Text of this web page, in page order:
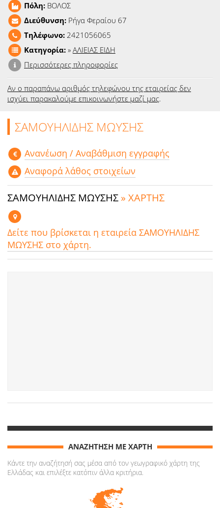
Πόλη: ΒΟΛΟΣ
Διεύθυνση: Ρήγα Φεραίου 67
Τηλέφωνο: 2421056065
Κατηγορία: » ΑΛΙΕΙΑΣ ΕΙΔΗ
Περισσότερες πληροφορίες
Αν ο παραπάνω αριθμός τηλεφώνου της εταιρείας δεν
ισχύει παρακαλούμε επικοινωνήστε μαζί μας.
ΣΑΜΟΥΗΛΙΔΗΣ ΜΩΥΣΗΣ
Aνανέωση / Αναβάθμιση εγγραφής
Αναφορά λάθος στοιχείων
ΣΑΜΟΥΗΛΙΔΗΣ ΜΩΥΣΗΣ » ΧΑΡΤΗΣ
Δείτε που βρίσκεται η εταιρεία ΣΑΜΟΥΗΛΙΔΗΣ
ΜΩΥΣΗΣ στο χάρτη.
ΑΝΑΖΗΤΗΣΗ ΜΕ ΧΑΡΤΗ
Κάντε την αναζήτησή σας μέσα από τον γεωγραφικό χάρτη της
Ελλάδας και επιλέξτε κατόπιν άλλα κριτήρια.